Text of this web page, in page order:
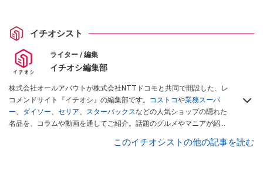
イチオシスト
ライター / 編集
イチオシ編集部
株式会社オールアバウトが株式会社NTTドコモと共同で開設した、レ
コメンドサイト『イチオシ』の編集部です。 コストコや業務スーパ
ー、 ダイソー、 セリア、 スターバックスなどの人気ショップの隠れた
名品を、コラムや動画を通してご紹介。話題のグルメやマニアが紹介
インフルエンサーが実際に使用してレビューしています。毎日トレン
このイチオシストの他の記事を読む